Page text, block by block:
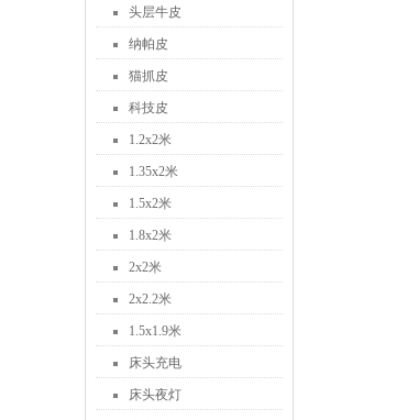
头层牛皮
纳帕皮
猫抓皮
科技皮
1.2x2米
1.35x2米
1.5x2米
1.8x2米
2x2米
2x2.2米
1.5x1.9米
床头充电
床头夜灯